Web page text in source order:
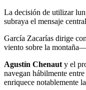
La decisión de utilizar
subraya el mensaje
García Zacarías dirige
viento sobre la
Agustín Chenaut y el
navegan hábilmente
enriquece notablemente